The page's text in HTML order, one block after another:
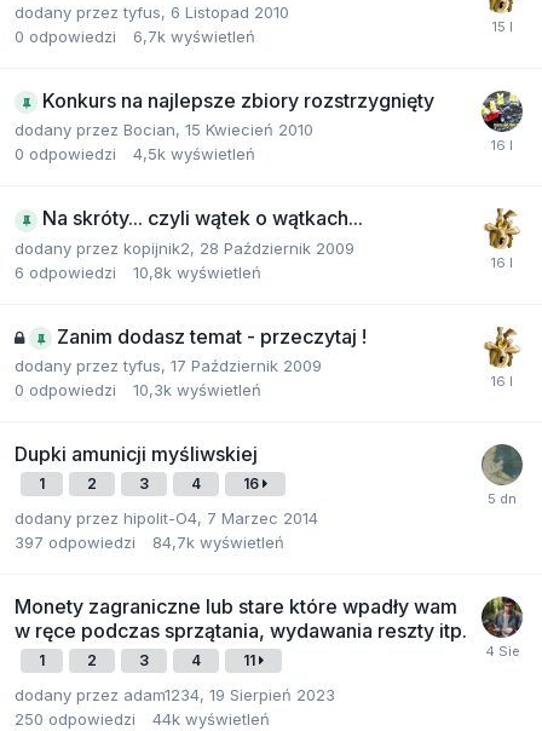
dodany przeztyfus, 6 Listopad 2010
0 odpowiedzi 6,7k wyświetleń
Konkurs na najlepsze zbiory rozstrzygnięty
dodany przez Bocian, 15 Kwiecień 2010
0 odpowiedzi 4,5k wyświetleń
Na skróty... czyli wątek o wątkach...
dodany przez kopijnik2, 28 Październik 2009
6 odpowiedzi 10,8k wyświetleń
Zanim dodasz temat - przeczytaj !
dodany przeztyfus, 17 Październik 2009
0 odpowiedzi 10,3k wyświetleń
Dupki amunicji myśliwskiej
1 2 3 4 16
dodany przez hipolit-O4, 7 Marzec 2014
397 odpowiedzi 84,7k wyświetleń
Monety zagraniczne lub stare które wpadły wam
w ręce podczas sprzątania, wydawania reszty itp.
1 2 3 4 11
dodany przez adam1234, 19 Sierpień 2023
250 odpowiedzi 44k wyświetleń